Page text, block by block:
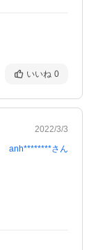
いいね 0
2022/3/3
anh********さん